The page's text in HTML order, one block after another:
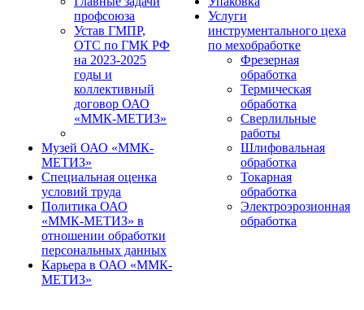
профсоюза
Устав ГМПР,
ОТС по ГМК РФ
на 2023-2025
годы и
коллективный
договор ОАО
«ММК-МЕТИЗ»
Музей ОАО «ММК-
МЕТИЗ»
Специальная оценка
условий труда
Политика ОАО
«ММК-МЕТИЗ» в
отношении обработки
персональных данных
Карьера в ОАО «ММК-
МЕТИЗ»
Услуги
инструментального цеха
по мехобработке
Фрезерная
обработка
Термическая
обработка
Сверлильные
работы
Шлифовальная
обработка
Токарная
обработка
Электроэрозионная
обработка